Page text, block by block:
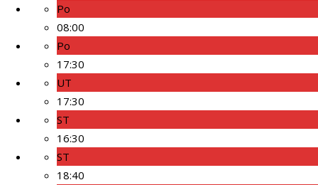
Po
08:00
Po
17:30
UT
17:30
ST
16:30
ST
18:40